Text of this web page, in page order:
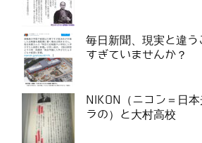
毎日新聞、現実と違う
すぎていませんか？
NIKON（ニコン＝日
ラの）と大村高校